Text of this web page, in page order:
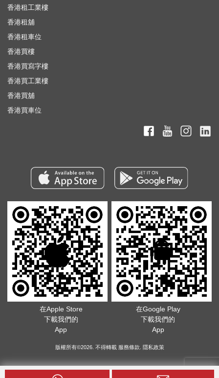
香港租工業樓
香港租舖
香港租車位
香港買樓
香港買寫字樓
香港買工業樓
香港買舖
香港買車位
在Apple Store
下載我們的
App
在Google Play
下載我們的
App
版權所有©2026. 不得轉載 服務條款 隱私政策